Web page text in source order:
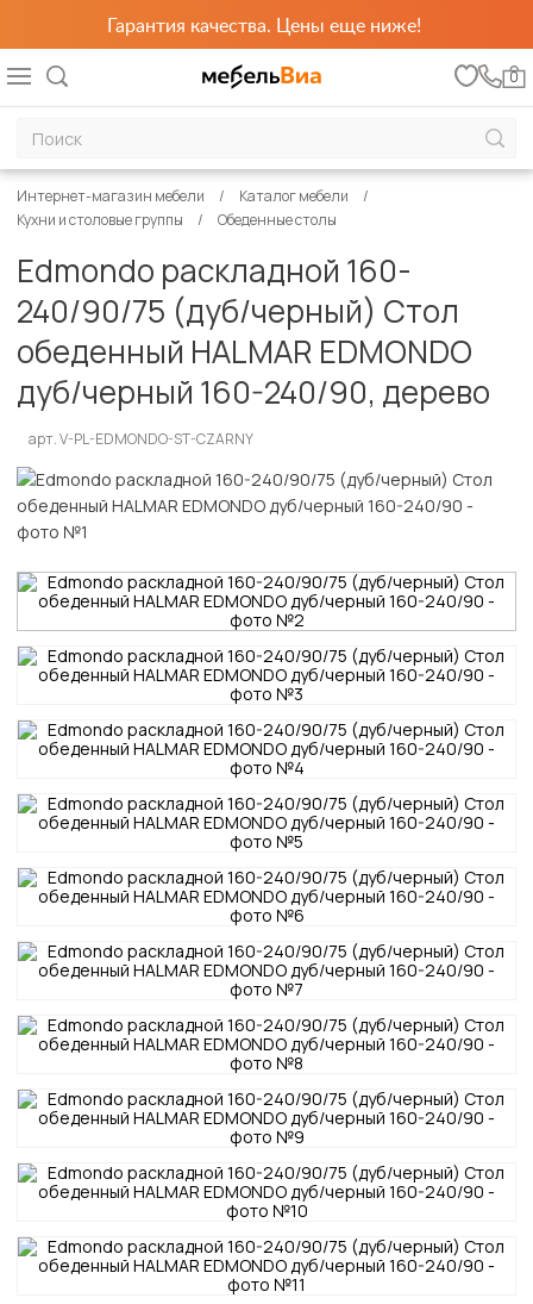
Гарантия качества. Цены еще ниже!
0
Интернет-магазин мебели
Каталог мебели
Кухни и столовые группы
Обеденные столы
Edmondo раскладной 160-
240/90/75 (дуб/черный) Стол
обеденный HALMAR EDMONDO
дуб/черный 160-240/90, дерево
арт. V-PL-EDMONDO-ST-CZARNY